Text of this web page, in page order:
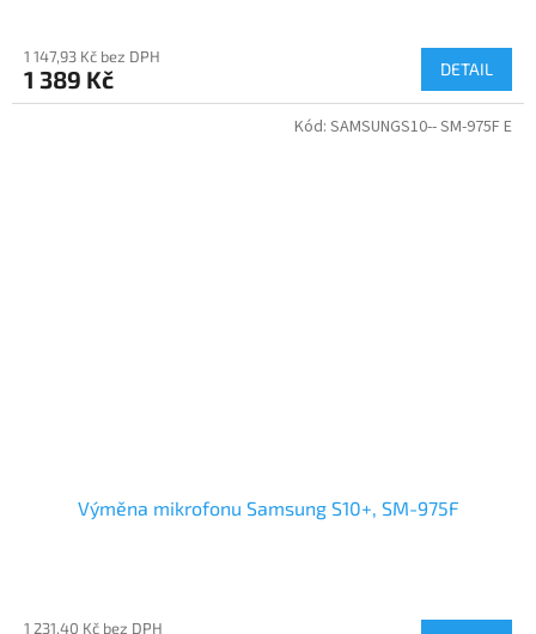
1 147,93 Kč bez DPH
1 389 Kč DETAIL
Výměna mikrofonu Samsung S10+, SM-975F
1 231,40 Kč bez DPH
Kód: SAMSUNGS10-- SM-975F E